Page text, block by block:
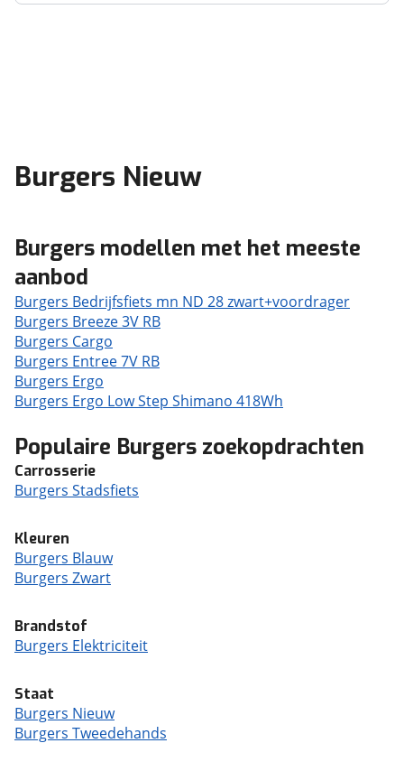
Burgers Nieuw
Burgers modellen met het meeste
aanbod
Burgers Bedrijfsfiets mn ND 28 zwart+voordrager
Burgers Breeze 3V RB
Burgers Cargo
Burgers Entree 7V RB
Burgers Ergo
Burgers Ergo Low Step Shimano 418Wh
Populaire Burgers zoekopdrachten
Carrosserie
Burgers Stadsfiets
Kleuren
Burgers Blauw
Burgers Zwart
Brandstof
Burgers Elektriciteit
Staat
Burgers Nieuw
Burgers Tweedehands